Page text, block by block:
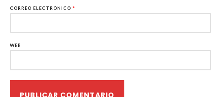
CORREO ELECTRÓNICO *
WEB